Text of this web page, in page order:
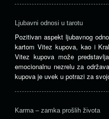
Ljubavni odnosi u tarotu
Pozitivan aspekt ljubavnog
kartom Vitez kupova, kao i
Vitez kupova može
emocionalnu nezrelu za
kupova je uvek u potrazi za
Karma – zamka prošlih života